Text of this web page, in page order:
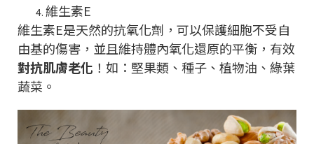
維生素E
維生素E是天然的抗氧化劑，可以保護細胞不受自
由基的傷害，並且維持體內氧化還原的平衡，有效
對抗肌膚老化 ！如：堅果類、種子、植物油、綠葉
蔬菜。